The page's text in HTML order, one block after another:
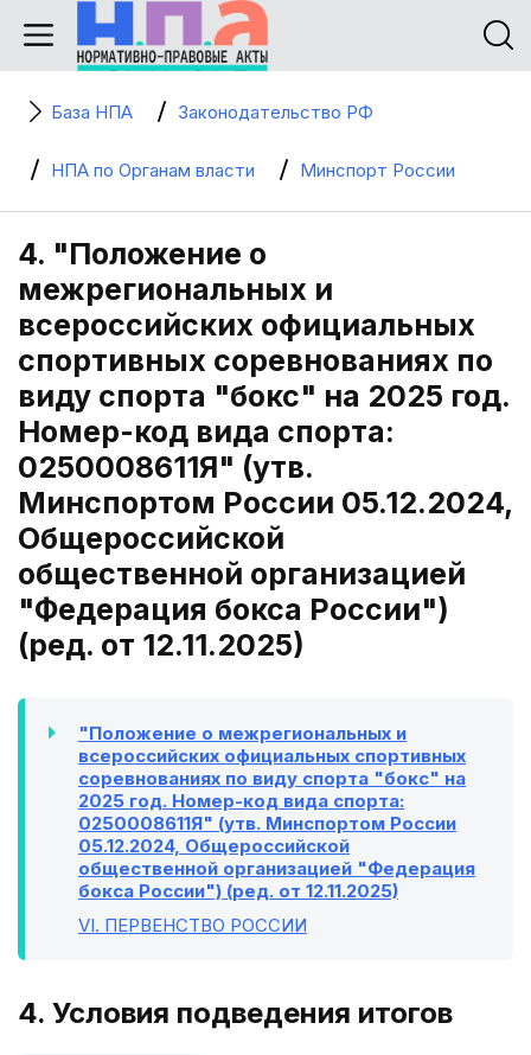
База НПА Законодательство РФ
НПА по Органам власти Минспорт России
4. "Положение о
межрегиональных и
всероссийских официальных
спортивных соревнованиях по
виду спорта "бокс" на 2025 год.
Номер-код вида спорта:
0250008611Я" (утв.
Минспортом России 05.12.2024,
Общероссийской
общественной организацией
"Федерация бокса России")
(ред. от 12.11.2025)
"Положение о межрегиональных и
всероссийских официальных спортивных
соревнованиях по виду спорта "бокс" на
2025 год. Номер-код вида спорта:
0250008611Я" (утв. Минспортом России
05.12.2024, Общероссийской
общественной организацией "Федерация
бокса России") (ред. от 12.11.2025)
VI. ПЕРВЕНСТВО РОССИИ
4. Условия подведения итогов